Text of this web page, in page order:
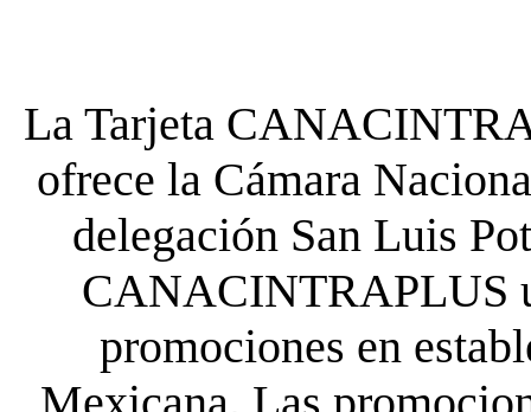
La Tarjeta
ofrece la Cámara
delegación San Luis
CANACINTRAPLUS
promociones en